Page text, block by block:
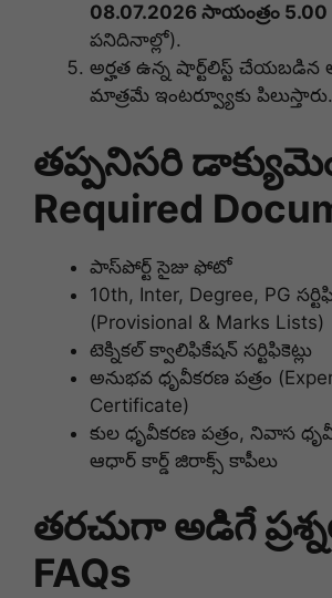
08.07.2026 సాయంత్రం 5.00
పనిదినాల్లో).
అర్హత ఉన్న షార్ట్‌లిస్ట్ చేయబడిన
మాత్రమే ఇంటర్వ్యూకు పిలుస్తారు.
తప్పనిసరి
Required
పాస్‌పోర్ట్ సైజు ఫోటో
10th, Inter, Degree, PG
(Provisional & Marks Lists)
టెక్నికల్ క్వాలిఫికేషన్ సర్టిఫికెట్లు
అనుభవ ధృవీకరణ పత్రం
Certificate)
కుల ధృవీకరణ పత్రం, నివాస
ఆధార్ కార్డ్ జిరాక్స్ కాపీలు
తరచుగా అడిగే
FAQs